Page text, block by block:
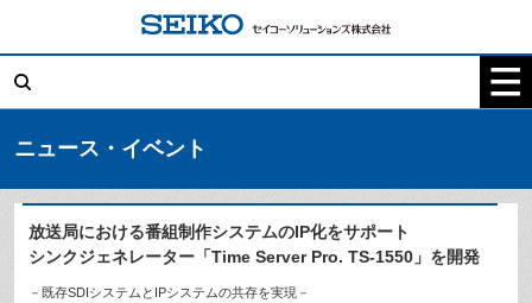
索:
ニュース・イベント
放送局における番組制作システムのIP化をサポート
シンクジェネレーター「Time Server Pro. TS-1550」を開発
－既存SDIシステムとIPシステムの共存を実現－